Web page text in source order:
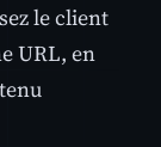
le client
URL, en